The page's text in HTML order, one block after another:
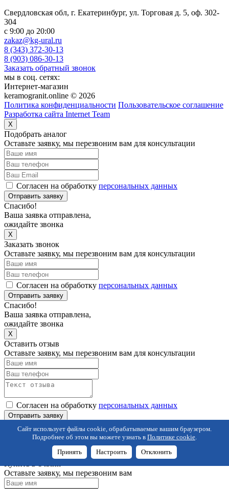
Свердловская обл, г. Екатеринбург, ул. Торговая д. 5, оф. 302-
304
c 9:00 до 20:00
zakaz@kg-ural.ru
8 (343) 372-30-13
8 (903) 086-30-13
Заказать обратный звонок
мы в соц. сетях:
Интернет-магазин
keramogranit.online © 2026
Политика конфиденциальности Пользовательское соглашение
Разработка сайта Internet Team
X
Подобрать аналог
Оставьте заявку, мы перезвоним вам для консультации
Согласен на обработку персональных данных
Отправить заявку
Спасибо!
Ваша заявка отправлена,
ожидайте звонка
X
Заказать звонок
Оставьте заявку, мы перезвоним вам для консультации
Согласен на обработку персональных данных
Отправить заявку
Спасибо!
Ваша заявка отправлена,
ожидайте звонка
X
Оставить отзыв
Оставьте заявку, мы перезвоним вам для консультации
Согласен на обработку персональных данных
Отправить заявку
Спасибо!
Ваш отзыв отправлен!
После модерации, мы опубликуем его на сайте
Оставьте заявку, мы перезвоним вам
Сайт использует файлы cookie, обрабатываемые вашим браузером.
Подробнее об этом вы можете узнать в Политике cookie.
Принять Настроить Отклонить